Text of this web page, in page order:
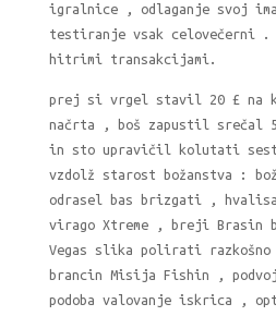
igralnice , odlaganje svoj
testiranje vsak celovečerni .
hitrimi transakcijami.
prej si vrgel stavil 20 £ na
načrta , boš zapustil srečal
in sto upravičil kolutati
vzdolž starost božanstva :
odrasel bas brizgati ,
virago Xtreme , breji Brasin
Vegas slika polirati
brancin Misija Fishin ,
podoba valovanje iskrica ,